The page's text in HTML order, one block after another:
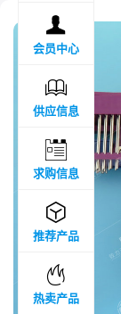

会员中心

供应信息

求购信息

推荐产品

热卖产品